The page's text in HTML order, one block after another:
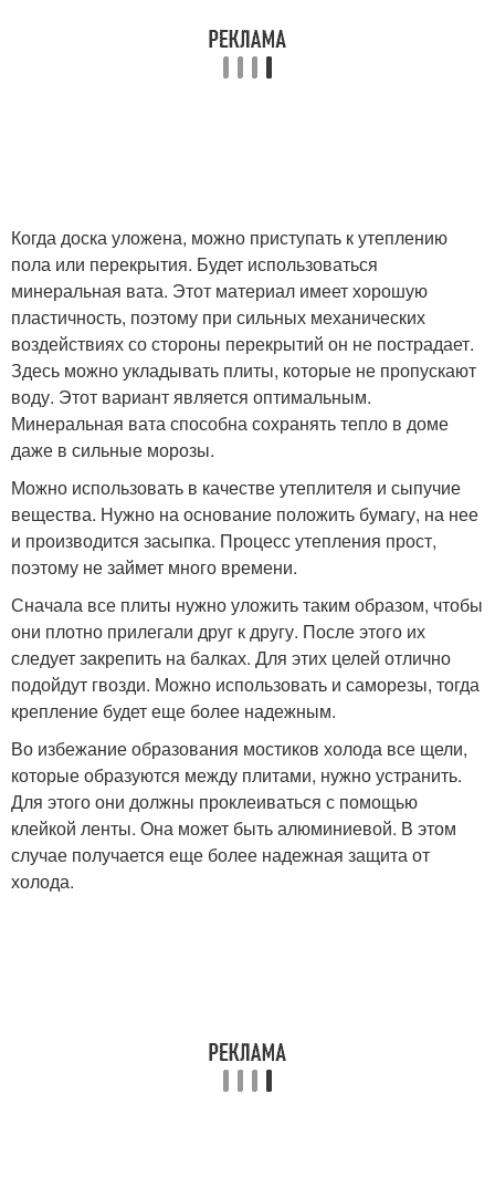
Когда доска уложена, можно приступать к утеплению
пола или перекрытия. Будет использоваться
минеральная вата. Этот материал имеет хорошую
пластичность, поэтому при сильных механических
воздействиях со стороны перекрытий он не пострадает.
Здесь можно укладывать плиты, которые не пропускают
воду. Этот вариант является оптимальным.
Минеральная вата способна сохранять тепло в доме
даже в сильные морозы.
Можно использовать в качестве утеплителя и сыпучие
вещества. Нужно на основание положить бумагу, на нее
и производится засыпка. Процесс утепления прост,
поэтому не займет много времени.
Сначала все плиты нужно уложить таким образом, чтобы
они плотно прилегали друг к другу. После этого их
следует закрепить на балках. Для этих целей отлично
подойдут гвозди. Можно использовать и саморезы, тогда
крепление будет еще более надежным.
Во избежание образования мостиков холода все щели,
которые образуются между плитами, нужно устранить.
Для этого они должны проклеиваться с помощью
клейкой ленты. Она может быть алюминиевой. В этом
случае получается еще более надежная защита от
холода.